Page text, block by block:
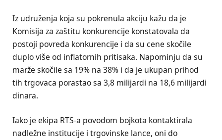
Iz udruženja koja su pokrenula akciju kažu da je
Komisija za zaštitu konkurencije konstatovala da
postoji povreda konkurencije i da su cene skočile
duplo više od inflatornih pritisaka. Napominju da su
marže skočile sa 19% na 38% i da je ukupan prihod
tih trgovaca porastao sa 3,8 milijardi na 18,6 milijardi
dinara.
Iako je ekipa RTS-a povodom bojkota kontaktirala
nadležne institucije i trgovinske lance, oni do